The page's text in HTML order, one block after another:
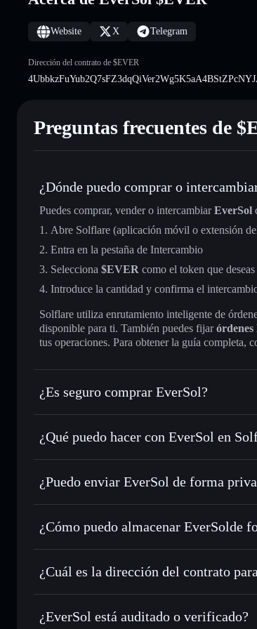
Website X Telegram
Dirección del contrato de $EVER
Preguntas frecuentes de
¿Dónde puedo comprar o
Puedes comprar, vender o intercambiarEverSol
Abre Solflare (aplicación móvil o extensión
Entra en la pestaña de Intercambio
Selecciona $EVER como el token que
Introduce la cantidad y confirma el
Solflare utiliza enrutamiento inteligente de
disponible para ti. También puedes fijarórdenes
tus operaciones. Para obtener la guía completa,
¿Es seguro comprar EverSol?
EverSol no está verificado
¿Qué puedo hacer con EverSol en
EverSol
cartera de Solflare
Intercambiar al instante: operar con $EVER
privacidad integrado de Solflare
Hacer un seguimiento en tiempo real:
: almacenar
¿Puedo enviar EverSol de forma
agregador de
¿Cómo puedo almacenar EverSolde
EverSol
¿Cuál es la dirección del contrato
¿EverSol está auditado o verificado?